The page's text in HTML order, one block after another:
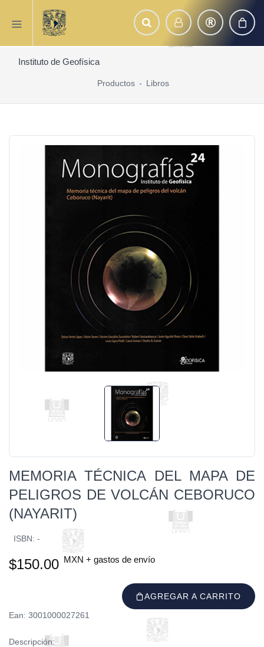
Instituto de Geofísica
Productos Libros
MEMORIA TÉCNICA DEL MAPA DE
PELIGROS DE VOLCÁN CEBORUCO
(NAYARIT)
ISBN: -
$150.00 MXN + gastos de envío
AGREGAR A CARRITO
Ean: 3001000027261
Descripción: